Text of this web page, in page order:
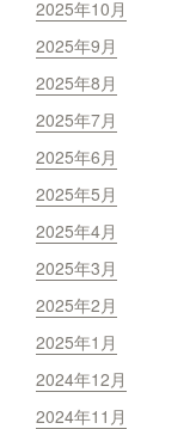
2025年10月
2025年9月
2025年8月
2025年7月
2025年6月
2025年5月
2025年4月
2025年3月
2025年2月
2025年1月
2024年12月
2024年11月